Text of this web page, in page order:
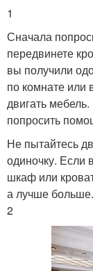
1
Сначала
передвинете
вы получили
по комнате или
двигать
попросить
Не пытайтесь
одиночку. Если
шкаф или
а лучше больше.
2